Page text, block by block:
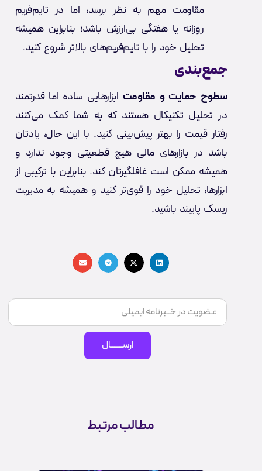
مقاومت مهم به نظر برسد، اما در تایم‌فریم
روزانه یا هفتگی بی‌ارزش باشد؛ بنابراین همیشه
تحلیل خود را با تایم‌فریم‌های بالاتر شروع کنید.
جمع‌بندی
سطوح حمایت و مقاومت ابزارهایی ساده اما قدرتمند
در تحلیل تکنیکال هستند که به شما کمک می‌کنند
رفتار قیمت را بهتر پیش‌بینی کنید. با این حال، یادتان
باشد در بازارهای مالی هیچ قطعیتی وجود ندارد و
همیشه ممکن است غافلگیرتان کند. بنابراین با ترکیبی از
ابزارها، تحلیل خود را قوی‌تر کنید و همیشه به مدیریت
ریسک پایبند باشید.
ارســـــــال
مطالب مرتبط